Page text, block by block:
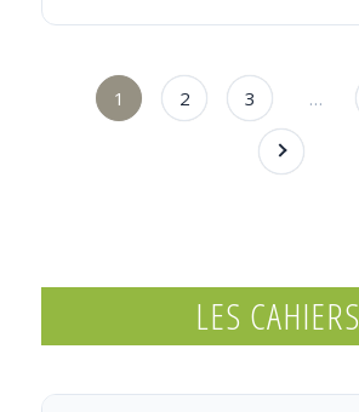
1 2 3 …
LES CAHIERS